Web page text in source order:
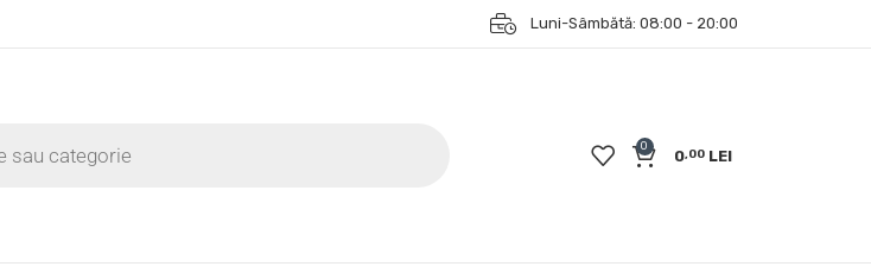
Luni-Sâmbătă: 08:00 - 20:00
0
0,00 LEI